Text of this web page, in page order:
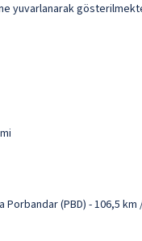
yuvarlanarak
Porbandar (PBD) - 106,5